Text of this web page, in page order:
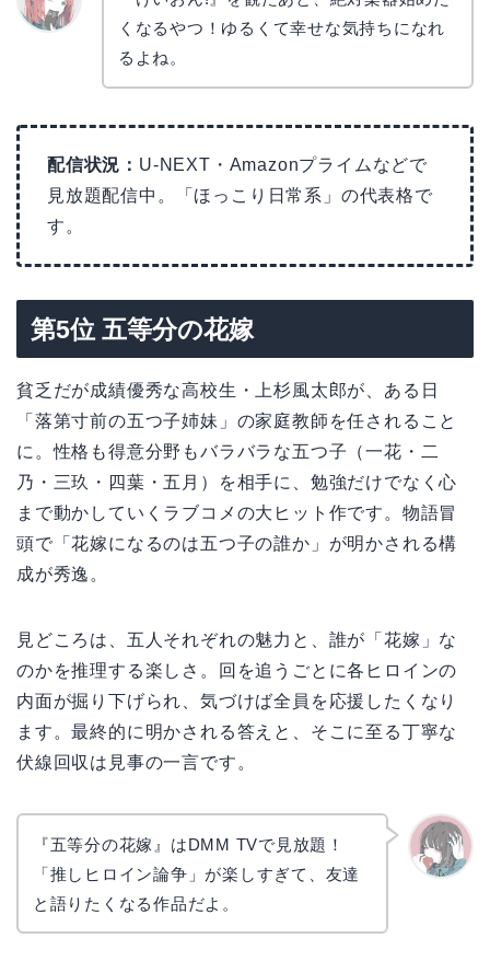
くなるやつ！ゆるくて幸せな気持ちになれ
るよね。
配信状況： U-NEXT・Amazonプライムなどで
見放題配信中。「ほっこり日常系」の代表格で
す。
第5位 五等分の花嫁
貧乏だが成績優秀な高校生・上杉風太郎が、ある日
「落第寸前の五つ子姉妹」の家庭教師を任されること
に。性格も得意分野もバラバラな五つ子（一花・二
乃・三玖・四葉・五月）を相手に、勉強だけでなく心
まで動かしていくラブコメの大ヒット作です。物語冒
頭で「花嫁になるのは五つ子の誰か」が明かされる構
成が秀逸。
見どころは、五人それぞれの魅力と、誰が「花嫁」な
のかを推理する楽しさ。回を追うごとに各ヒロインの
内面が掘り下げられ、気づけば全員を応援したくなり
ます。最終的に明かされる答えと、そこに至る丁寧な
伏線回収は見事の一言です。
『五等分の花嫁』はDMM TVで見放題！
「推しヒロイン論争」が楽しすぎて、友達
と語りたくなる作品だよ。